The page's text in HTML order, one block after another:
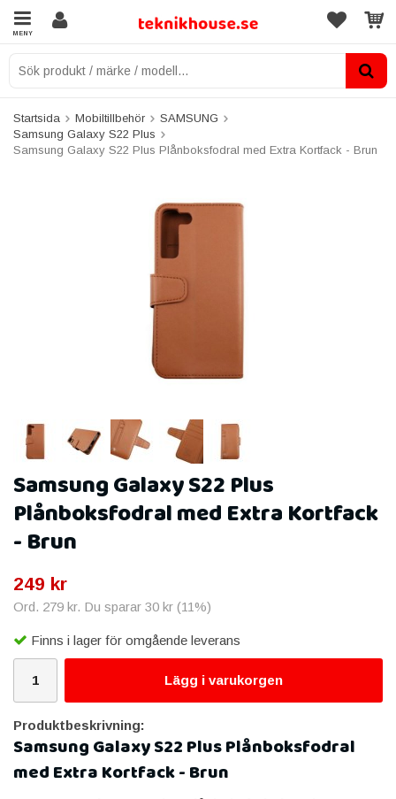
MENY
Startsida Mobiltillbehör
SAMSUNG
Samsung Galaxy S22 Plus
Samsung Galaxy S22 Plus Plånboksfodral med Extra Kortfack - Brun
Samsung Galaxy S22 Plus
Plånboksfodral med Extra Kortfack
- Brun
249 kr
Ord. 279 kr. Du sparar 30 kr (11%)
Finns i lager för omgående leverans
Lägg i varukorgen
Produktbeskrivning:
Samsung Galaxy S22 Plus Plånboksfodral
med Extra Kortfack - Brun